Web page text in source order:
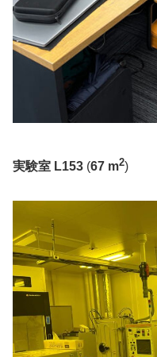
実験室 L153 (67 m2)